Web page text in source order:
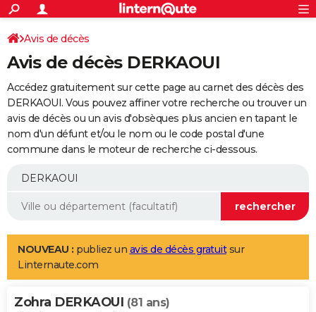
ACTUALITÉS
Politique
Société
Faits Divers
Education
Monde
Villes
+
SPORT
Coupe du monde 2026
Football
Tennis
Cyclisme
Rugby
Forum
Programme TV
TNT
Streaming
Cinéma
Sorties cinéma
Musique
+
FINANCE
Retraite
Epargne
Immobilier
Risques naturels par ville
Banque
Assurance
AUTO
Essais
Réserver un essai
Citadines
Berlines
SUV
Forum auto
+
Mobiles
Meilleur smartphone
Internet
Ordinateurs
Jeux vidéo
Guide high-tech
Aménagement intérieur
LIFESTYLE
Art de vivre
Bien-être
Loisirs
Mode
Modes de vie
Alimentation
Guide de la santé
Maladies
Médicaments
Sommeil
VOYAGE
Avis de décès
Avis de décès DERKAOUI
Accédez gratuitement sur cette page au carnet des décès des
DERKAOUI. Vous pouvez affiner votre recherche ou trouver un
avis de décès ou un avis d'obsèques plus ancien en tapant le
nom d'un défunt et/ou le nom ou le code postal d'une
commune dans le moteur de recherche ci-dessous.
NOUVEAU : publiez un avis de décès gratuitsur
Linternaute.com
Zohra DERKAOUI (81 ans)